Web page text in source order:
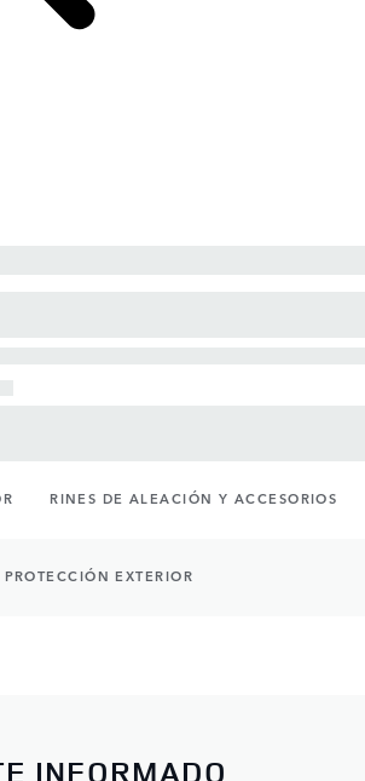
RINES DE ALEACIÓN Y ACCESORIOS
PROTECCIÓN EXTERIOR
INFORMADO